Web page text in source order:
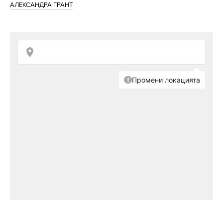
АЛЕКСАНДРА ГРАНТ